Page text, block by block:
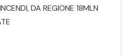
DA REGIONE 18MLN